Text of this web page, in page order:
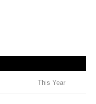
This Year